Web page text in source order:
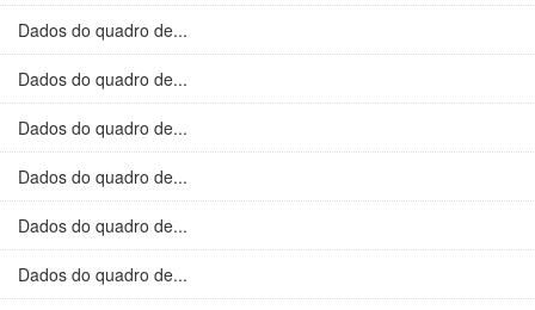
Dados do quadro de...
Dados do quadro de...
Dados do quadro de...
Dados do quadro de...
Dados do quadro de...
Dados do quadro de...